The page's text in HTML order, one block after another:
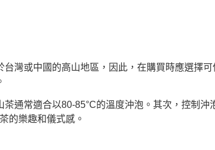
灣或中國的高山地區，因此，在購買時應選擇
通常適合以80-85°C的溫度沖泡。其次，控制
的樂趣和儀式感。